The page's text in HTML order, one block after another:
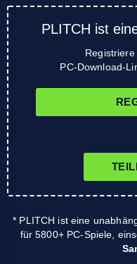
PLITCH ist
PC-Download-
* PLITCH ist eine
für 5800+ PC-Spiele,